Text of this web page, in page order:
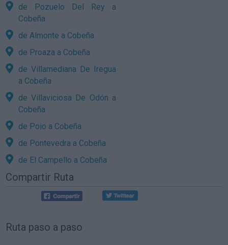
de Pozuelo Del Rey a
Cobeña
de Almonte a Cobeña
de Proaza a Cobeña
de Villamediana De Iregua
a Cobeña
de Villaviciosa De Odón a
Cobeña
de Poio a Cobeña
de Pontevedra a Cobeña
de El Campello a Cobeña
Compartir Ruta
Ruta paso a paso